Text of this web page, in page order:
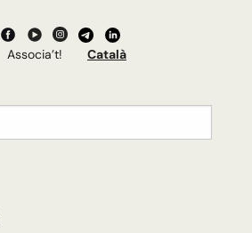
Associa’t! Català